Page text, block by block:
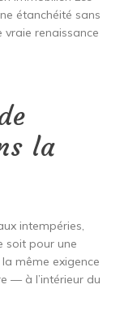
étanchéité sans
renaissance
la
intempéries,
soit pour une
même exigence
— à l’intérieur du